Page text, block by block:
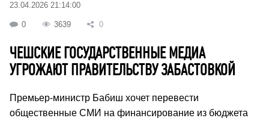
23.04.2026 21:14:00
0 3639 0
ЧЕШСКИЕ ГОСУДАРСТВЕННЫЕ МЕДИА
УГРОЖАЮТ ПРАВИТЕЛЬСТВУ ЗАБАСТОВКОЙ
Премьер-министр Бабиш хочет перевести
общественные СМИ на финансирование из бюджета